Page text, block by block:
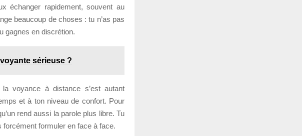
échanger rapidement, souvent au
beaucoup de choses : tu n’as pas
gagnes en discrétion.
sérieuse ?
voyance à distance s’est autant
et à ton niveau de confort. Pour
rend aussi la parole plus libre. Tu
formuler en face à face.